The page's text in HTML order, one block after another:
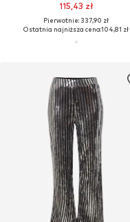
115,43 zł
Pierwotnie: 337,90 zł
Ostatnia najniższa cena:104,81 zł